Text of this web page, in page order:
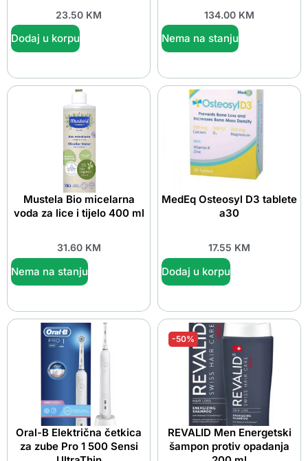
23.50 KM
Dodaj u korpu
134.00 KM
Nema na stanju
Mustela Bio micelarna
voda za lice i tijelo 400 ml
31.60 KM
Nema na stanju
MedEq Osteosyl D3 tablete
a30
17.55 KM
Dodaj u korpu
Oral-B Električna četkica
za zube Pro 1 500 Sensi
-50%
REVALID Men Energetski
šampon protiv opadanja